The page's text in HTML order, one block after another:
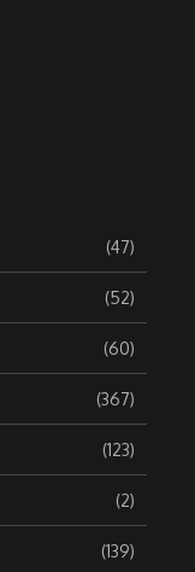
(47)
(52)
(60)
(367)
(123)
(2)
(139)